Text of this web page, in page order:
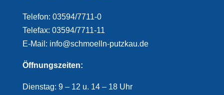
Telefon: 03594/7711-0
Telefax: 03594/7711-11
E-Mail: info@schmoelln-putzkau.de
Öffnungszeiten:
Dienstag: 9 – 12 u. 14 – 18 Uhr